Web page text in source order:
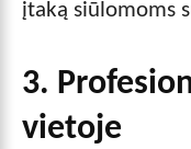
įtaką siūlomoms
3.
vietoje